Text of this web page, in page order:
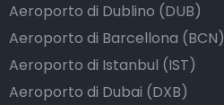
Aeroporto di Dublino (DUB)
Aeroporto di Barcellona (BCN)
Aeroporto di Istanbul (IST)
Aeroporto di Dubai (DXB)